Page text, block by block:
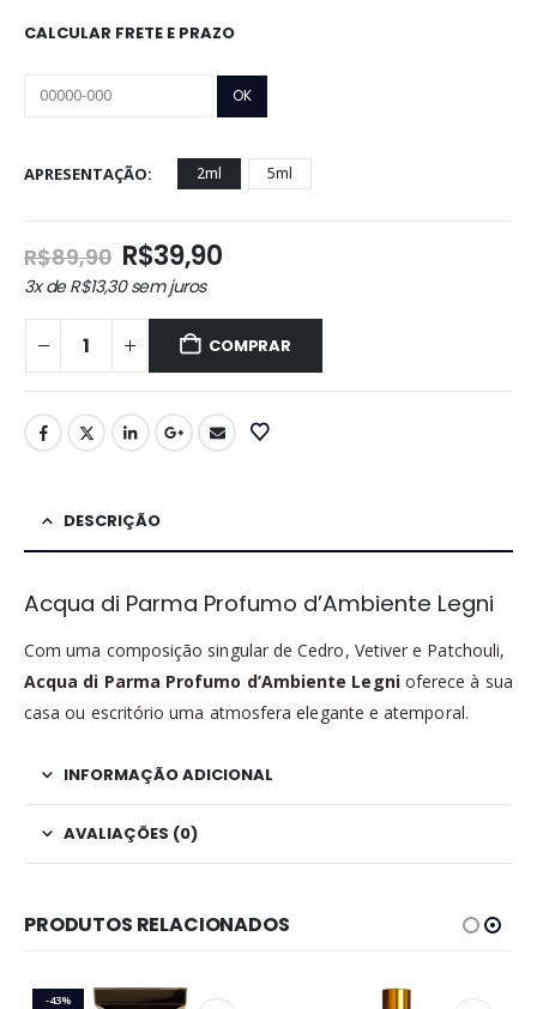
R$73,90
CALCULAR FRETE E PRAZO
APRESENTAÇÃO 2ml 5ml
R$89,90 O
preço
original
era:
R$89,90.
R$39,90O
é:
R$39,90.
3x deR$13,30sem juros
COMPRAR
DESCRIÇÃO
Acqua di Parma Profumo d’Ambiente Legni
Com uma composição singular de Cedro, Vetiver e Patchouli,
Acqua di Parma Profumo d’Ambiente Legnioferece à sua
casa ou escritório uma atmosfera elegante e atemporal.
INFORMAÇÃO ADICIONAL
AVALIAÇÕES (0)
PRODUTOS RELACIONADOS
-43%